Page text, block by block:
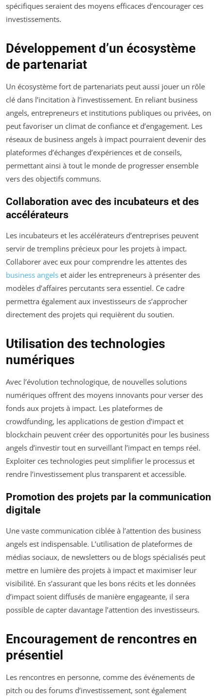
spécifiques seraient des moyens efficaces d’encourager ces
investissements.
Développement d’un écosystème
de partenariat
Un écosystème fort de partenariats peut aussi jouer un rôle
clé dans l’incitation à l’investissement. En reliant business
angels, entrepreneurs et institutions publiques ou privées, on
peut favoriser un climat de confiance et d’engagement. Les
réseaux de business angels à impact pourraient devenir des
plateformes d’échanges d’expériences et de conseils,
permettant ainsi à tout le monde de progresser ensemble
vers des objectifs communs.
Collaboration avec des incubateurs et des
accélérateurs
Les incubateurs et les accélérateurs d’entreprises peuvent
servir de tremplins précieux pour les projets à impact.
Collaborer avec eux pour comprendre les attentes des
business angels et aider les entrepreneurs à présenter des
modèles d’affaires percutants sera essentiel. Ce cadre
permettra également aux investisseurs de s’approcher
directement des projets qui requièrent du soutien.
Utilisation des technologies
numériques
Avec l’évolution technologique, de nouvelles solutions
numériques offrent des moyens innovants pour verser des
fonds aux projets à impact. Les plateformes de
crowdfunding, les applications de gestion d’impact et
blockchain peuvent créer des opportunités pour les business
angels d’investir tout en surveillant l’impact en temps réel.
Exploiter ces technologies peut simplifier le processus et
rendre l’investissement plus transparent et accessible.
Promotion des projets par la communication
digitale
Une vaste communication ciblée à l’attention des business
angels est indispensable. L’utilisation de plateformes de
médias sociaux, de newsletters ou de blogs spécialisés peut
mettre en lumière des projets à impact et maximiser leur
visibilité. En s’assurant que les bons récits et les données
d’impact soient diffusés de manière engageante, il sera
possible de capter davantage l’attention des investisseurs.
Encouragement de rencontres en
présentiel
Les rencontres en personne, comme des événements de
pitch ou des forums d’investissement, sont également